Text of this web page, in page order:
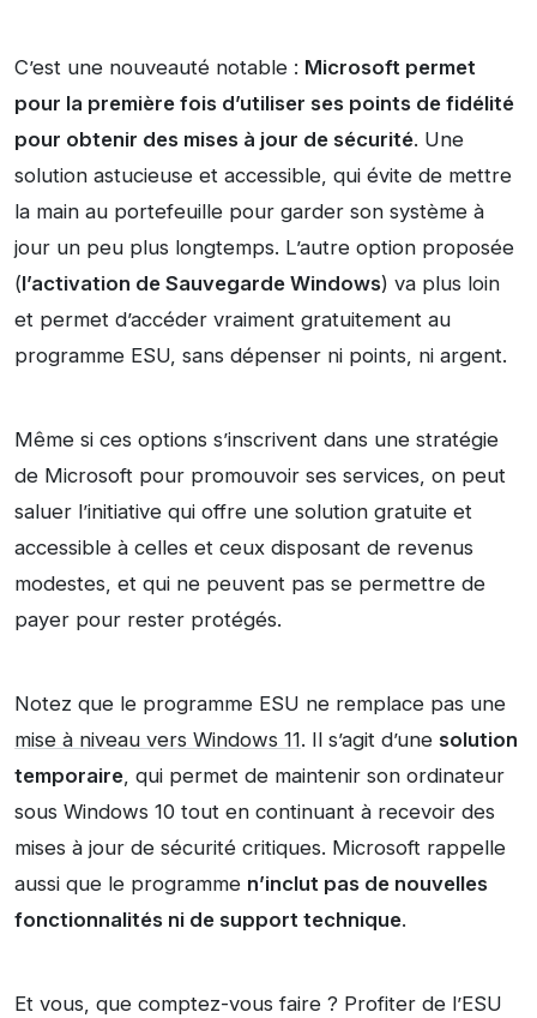
C’est une nouveauté notable : Microsoft permet
pour la première fois d’utiliser ses points de fidélité
pour obtenir des mises à jour de sécurité. Une
solution astucieuse et accessible, qui évite de mettre
la main au portefeuille pour garder son système à
jour un peu plus longtemps. L’autre option proposée
(l’activation de Sauvegarde Windows) va plus loin
et permet d’accéder vraiment gratuitement au
programme ESU, sans dépenser ni points, ni argent.
Même si ces options s’inscrivent dans une stratégie
de Microsoft pour promouvoir ses services, on peut
saluer l’initiative qui offre une solution gratuite et
accessible à celles et ceux disposant de revenus
modestes, et qui ne peuvent pas se permettre de
payer pour rester protégés.
Notez que le programme ESU ne remplace pas une
mise à niveau vers Windows 11. Il s’agit d’une solution
temporaire, qui permet de maintenir son ordinateur
sous Windows 10 tout en continuant à recevoir des
mises à jour de sécurité critiques. Microsoft rappelle
aussi que le programme n’inclut pas de nouvelles
fonctionnalités ni de support technique.
Et vous, que comptez-vous faire ? Profiter de l’ESU